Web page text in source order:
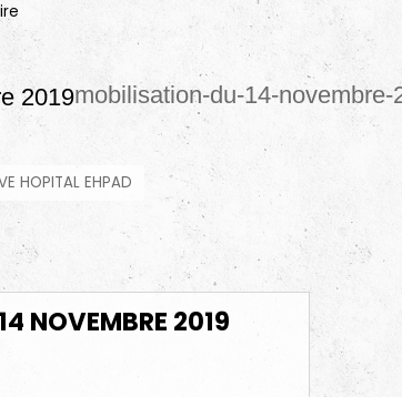
mobilisation-du-14-novembre-
HOPITAL EHPAD
NOVEMBRE 2019